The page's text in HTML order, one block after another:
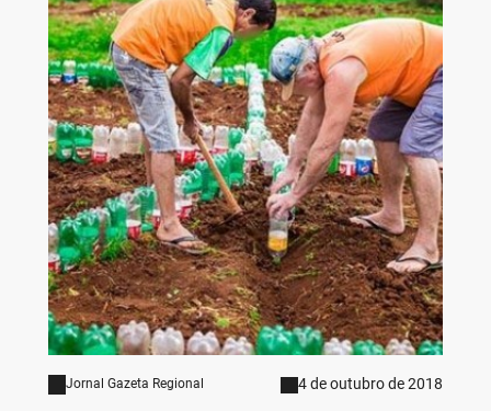
Jornal Gazeta Regional 4 de outubro de 2018